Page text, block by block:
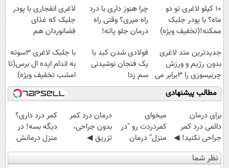
10 کیلو لاغری تو دو
ماه؟ با پودر جلبک
ممکنه!(تخفیف ویژه)
چرا هنوز داری با درد
راه میری؟ وقتی راه
درمان جلو پاته!
لاغری انفجاری با پودر
جلبک که غذای
فضانوردان هم
هدیه)
جدیدترین متد لاغری
بدون رژیم و ورزش
چربیسوزی را 3برابر می
کند
فولادی شدن کبد با
یک فنجان نوشیدنی
سم زدا
با جلبک لاغری 3سوته
به اندام ایده ال برس(تا
امشب تخفیف ویژه)
مطالب پیشنهادی
برای درمان
دائمی درد کمر
جراحی نکنید! ◀
پرسش‌نامه رو پر
کن ▶
میخوای
کمردردت رو "در
منزل" درمان
کنی؟ (◂فیلم +
◂پرسش‌نامه)
درمان درد کمر
بدون جراحی،
تزریق ◀
پرسش‌نامه رو پر
کن ▶
کمر درد داری؟
دیگه بسه! در
منزل درمانش
کن
(◀پرسش‌نامه)
نظر شما